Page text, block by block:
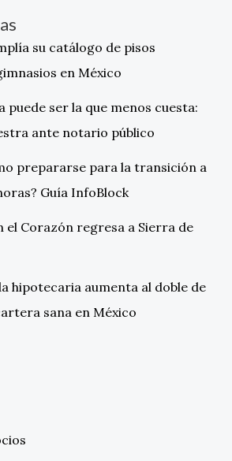
su catálogo de pisos
en México
puede ser la que menos cuesta:
ante notario público
prepararse para la transición a
Guía InfoBlock
el Corazón regresa a Sierra de
hipotecaria aumenta al doble de
sana en México